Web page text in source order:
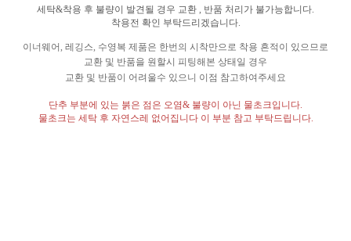
세탁&착용 후 불량이 발견될 경우 교환 , 반품 처리가 불가능합니다.
착용전 확인 부탁드리겠습니다.
이너웨어, 레깅스, 수영복 제품은 한번의 시착만으로 착용 흔적이 있으므로
교환 및 반품을 원할시 피팅해본 상태일 경우
교환 및 반품이 어려울수 있으니 이점 참고하여주세요
단추 부분에 있는 붉은 점은 오염& 불량이 아닌 물초크입니다.
물초크는 세탁 후 자연스레 없어집니다 이 부분 참고 부탁드립니다.